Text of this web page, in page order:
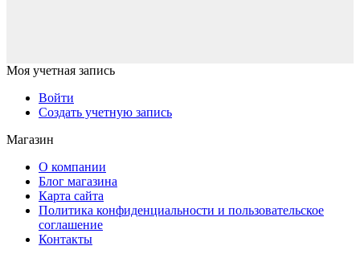
Моя учетная запись
Войти
Создать учетную запись
Магазин
О компании
Блог магазина
Карта сайта
Политика конфиденциальности и пользовательское
соглашение
Контакты